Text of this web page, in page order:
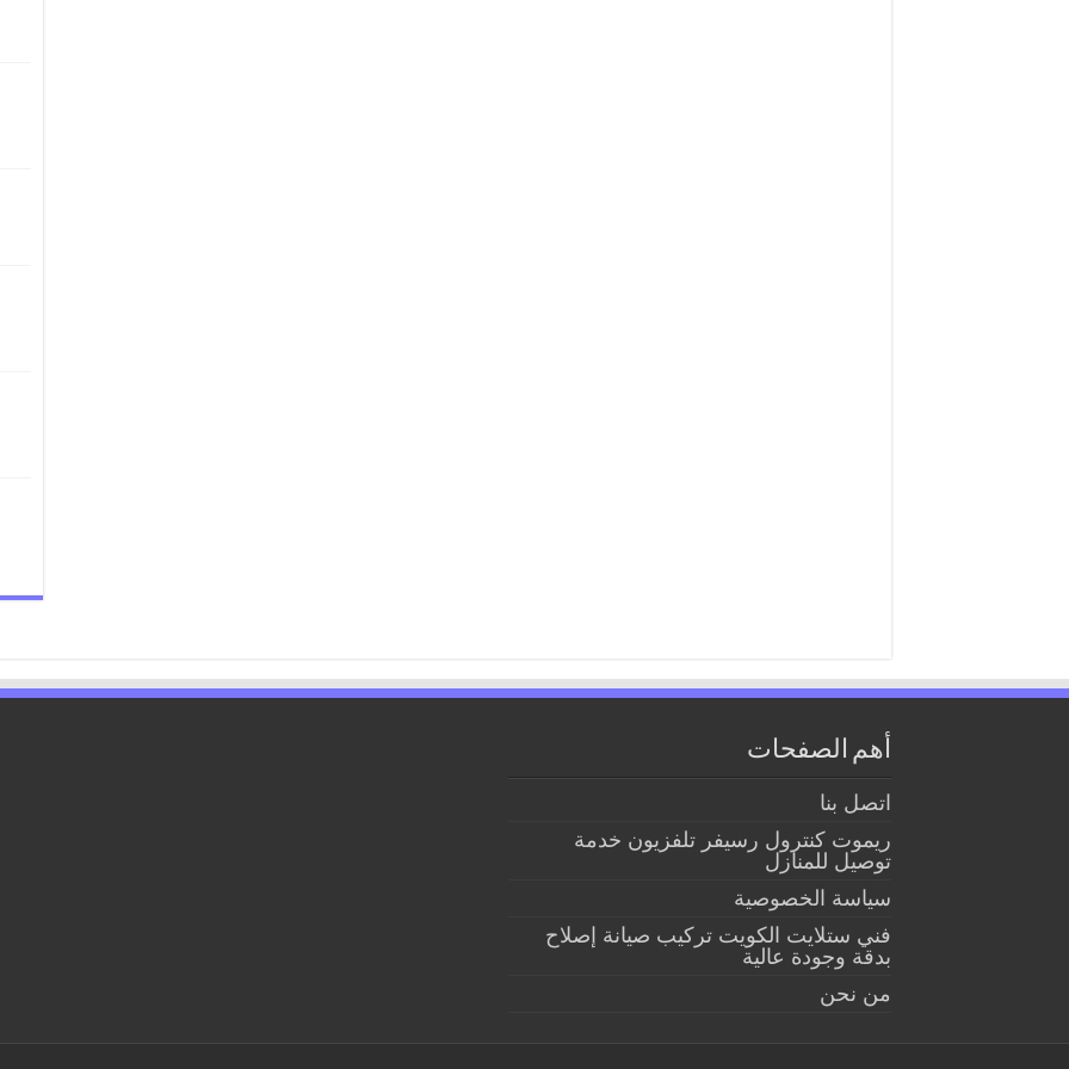
أهم الصفحات
اتصل بنا
ريموت كنترول رسيفر تلفزيون خدمة
توصيل للمنازل
سياسة الخصوصية
فني ستلايت الكويت تركيب صيانة إصلاح
بدقة وجودة عالية
من نحن